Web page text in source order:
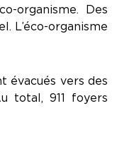
organisme. Des
L’éco-organisme
évacués vers des
total, 911 foyers